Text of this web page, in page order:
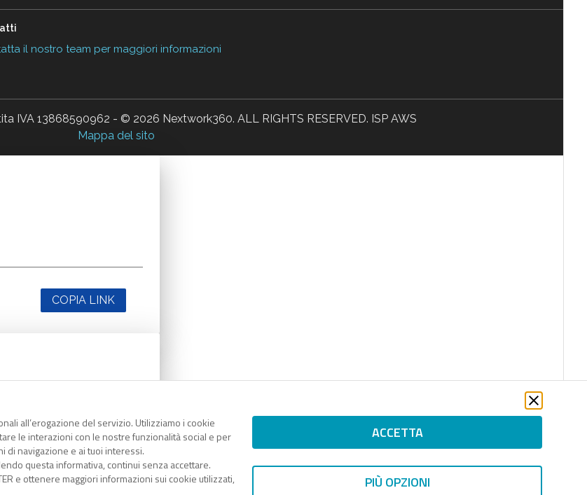
all’erogazione del servizio. Utilizziamo i cookie
le interazioni con le nostre funzionalità social e per
di navigazione e ai tuoi interessi.
questa informativa, continui senza accettare.
e ottenere maggiori informazioni sui cookie utilizzati,
ACCETTA
PIÙ OPZIONI
il nostro team per maggiori informazioni
IVA 13868590962 - © 2026 Nextwork360. ALL RIGHTS RESERVED. ISP AWS
Mappa del sito
COPIA LINK
COPIA LINK